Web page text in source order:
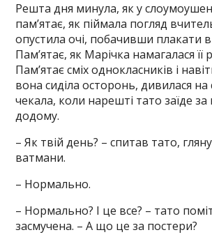
Решта дня минула, як у
пам’ятає, як піймала погляд
опустила очі, побачивши плакати в
Пам’ятає, як Марічка намагалася її
Пам’ятає сміх однокласників і
вона сиділа осторонь, дивилася на
чекала, коли нарешті тато заїде за
додому.
– Як твій день? – спитав тато,
ватмани.
– Нормально.
– Нормально? І це все? – тато
засмучена. – А що це за постери?